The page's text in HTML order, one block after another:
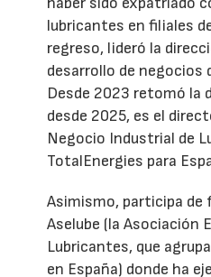
lubricantes en filiales
regreso, lideró la
desarrollo de negocios
Desde 2023 retomó la
desde 2025, es el
Negocio Industrial de
TotalEnergies para
Asimismo, participa de
Aselube (la Asociación
Lubricantes, que
en España) donde ha